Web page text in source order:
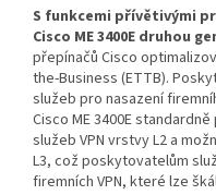
S funkcemi přívětivými
Cisco ME 3400E druhou
přepínačů Cisco
the-Business (ETTB).
služeb pro nasazení
Cisco ME 3400E
služeb VPN vrstvy L2 a
L3, což poskytovatelům
firemních VPN, které lze